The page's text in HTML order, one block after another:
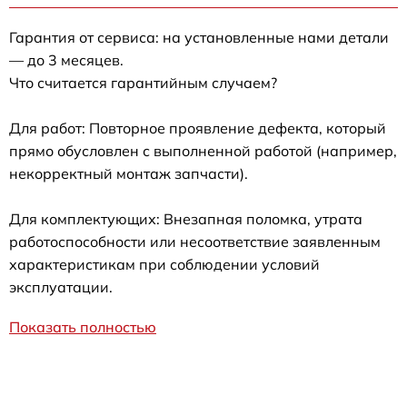
Гарантия от сервиса: на установленные нами детали
— до 3 месяцев.
Что считается гарантийным случаем?
Для работ: Повторное проявление дефекта, который
прямо обусловлен с выполненной работой (например,
некорректный монтаж запчасти).
Для комплектующих: Внезапная поломка, утрата
работоспособности или несоответствие заявленным
характеристикам при соблюдении условий
эксплуатации.
Показать полностью